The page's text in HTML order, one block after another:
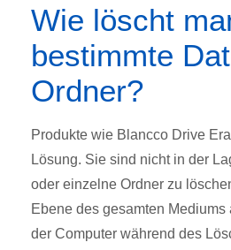
Wie löscht
bestimmte
Ordner?
Produkte wie Blancco Drive
Lösung. Sie sind nicht in der
oder einzelne Ordner zu
Ebene des gesamten
der Computer während des